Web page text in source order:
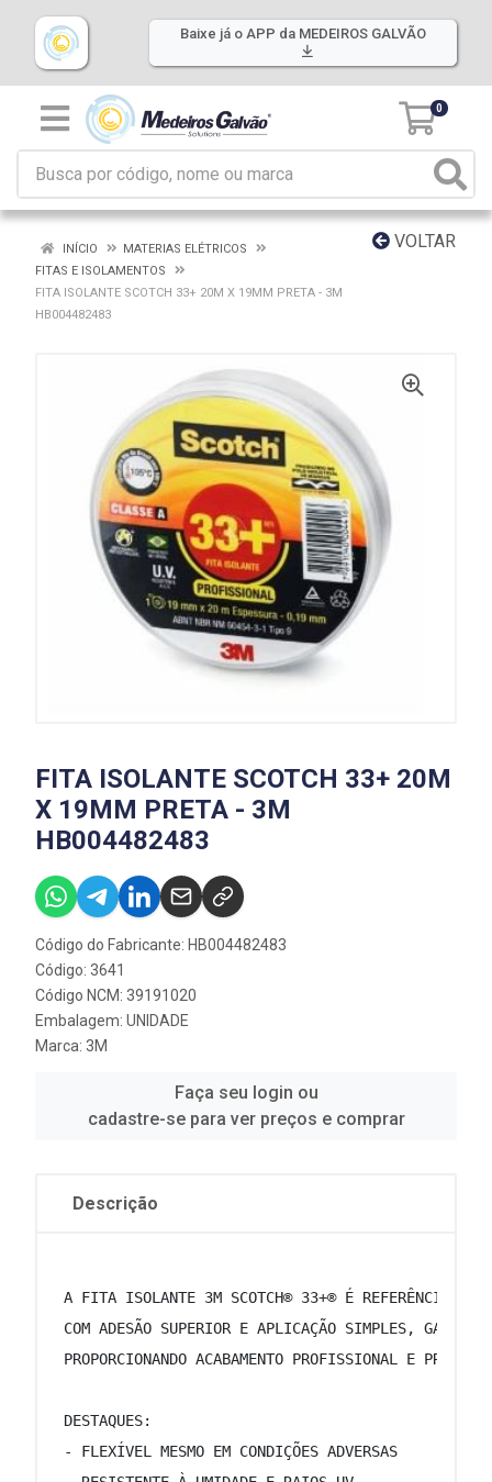
Baixe já o APP da MEDEIROS GALVÃO
0
VOLTAR
INÍCIO
MATERIAS ELÉTRICOS
FITAS E ISOLAMENTOS
FITA ISOLANTE SCOTCH 33+ 20M X 19MM PRETA - 3M
HB004482483
FITA ISOLANTE SCOTCH 33+ 20M
X 19MM PRETA - 3M
HB004482483
Código do Fabricante: HB004482483
Código: 3641
Código NCM: 39191020
Embalagem: UNIDADE
Marca: 3M
Faça seu login ou
cadastre-se para ver preços e comprar
Descrição
A FITA ISOLANTE 3M SCOTCH® 33+® É REFERÊNCIA EM
COM ADESÃO SUPERIOR E APLICAÇÃO SIMPLES,
PROPORCIONANDO ACABAMENTO PROFISSIONAL E
DESTAQUES:
- FLEXÍVEL MESMO EM CONDIÇÕES ADVERSAS